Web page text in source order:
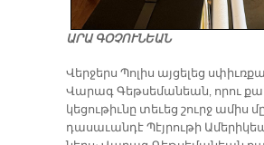
ԱՐԱ ԳՕՉՈՒՆԵԱՆ
Վերջերս Պոլիս այցելեց
Վարագ Գեթսեմանեան, որու
կեցութիւնը տեւեց շուրջ ամիս
դասաւանդէ Պէյրութի